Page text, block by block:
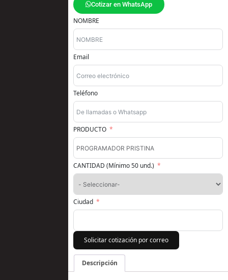
Cotizar en WhatsApp
NOMBRE
Email
Teléfono
PRODUCTO
CANTIDAD (Mínimo 50 und.)
Ciudad
Solicitar cotización por correo
Descripción